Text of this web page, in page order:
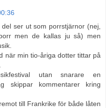
ser ut som porrstjärnor (nej,
men de kallas ju så) men
när min tio-åriga dotter tittar på
utan snarare en
skippar kommentarer kring
till Frankrike för både låten